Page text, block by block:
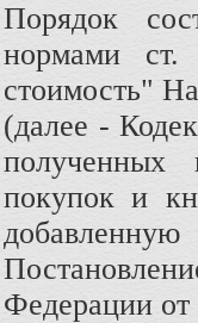
Порядок
нормами
стоимость"
(далее -
полученных
покупок и
Федерации